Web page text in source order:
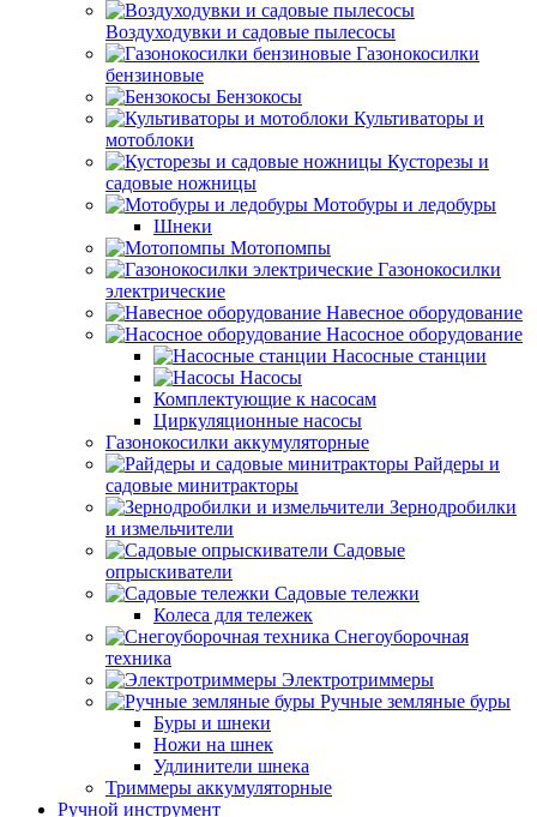
Воздуходувки и садовые пылесосы
Газонокосилки
бензиновые
Бензокосы
Культиваторы и
мотоблоки
Кусторезы и
садовые ножницы
Мотобуры и ледобуры
Шнеки
Мотопомпы
Газонокосилки
электрические
Навесное оборудование
Насосное оборудование
Насосные станции
Насосы
Комплектующие к насосам
Циркуляционные насосы
Газонокосилки аккумуляторные
Райдеры и
садовые минитракторы
Зернодробилки
и измельчители
Садовые
опрыскиватели
Садовые тележки
Колеса для тележек
Снегоуборочная
техника
Электротриммеры
Ручные земляные буры
Буры и шнеки
Ножи на шнек
Удлинители шнека
Триммеры аккумуляторные
Ручной инструмент